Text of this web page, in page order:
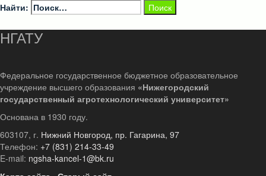
Найти:
НГАТУ
Федеральное государственное бюджетное образовательное
учреждение высшего образования «Нижегородский
государственный агротехнологический университет»
Основана в 1930 году.
603107, г. Нижний Новгород, пр. Гагарина, 97
Телефон: +7 (831) 214-33-49
E-mail: ngsha-kancel-1@bk.ru